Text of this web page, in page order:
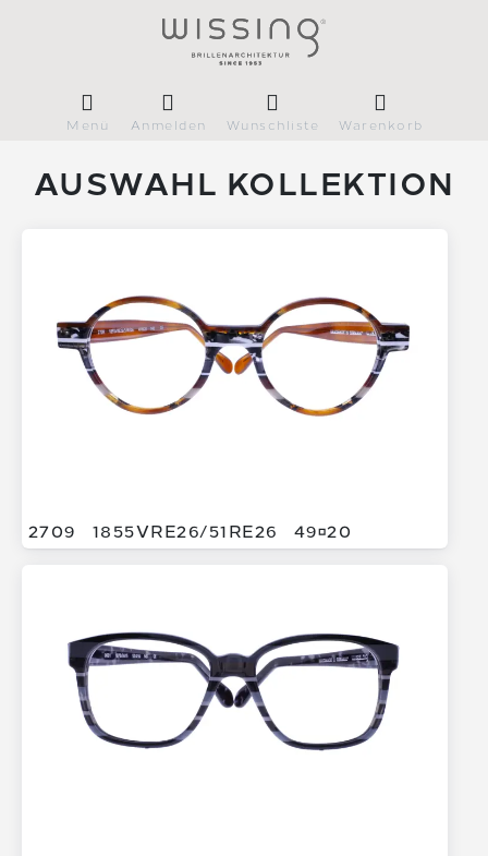
Menü Anmelden Wunschliste Warenkorb
AUSWAHL KOLLEKTION
2709 1855VRE26/51RE26 4920